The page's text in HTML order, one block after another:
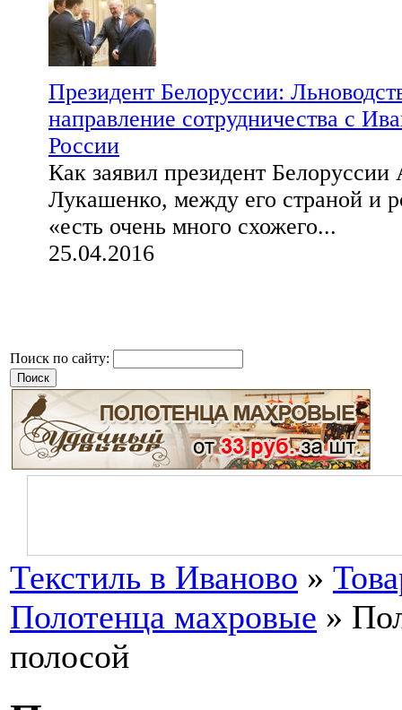
Президент Белоруссии:
направление сотрудничества с
России
Как заявил президент Белоруссии
Лукашенко, между его страной и
«есть очень много схожего...
25.04.2016
Поиск по сайту:
Текстиль в Иваново »
Полотенца махровые »
полосой